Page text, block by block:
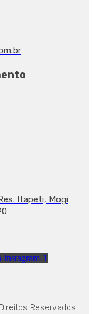
Itapeti, Mogi
instagram-1
Reservados